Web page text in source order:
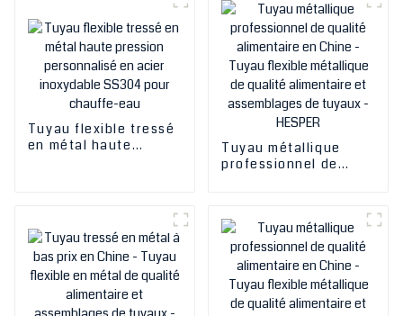
tressé tuyau
métallique bride
connexion tuyau
métallique flexible
tuyau
Tuyau flexible tressé
en métal haute
Tuyau métallique
professionnel de
métallique de qualité
alimentaire et
assemblages de
tuyaux - HESPER